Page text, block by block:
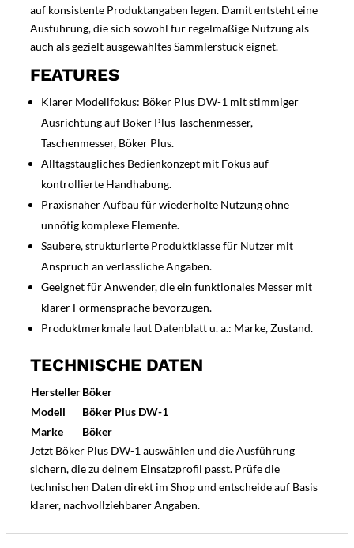
auf konsistente Produktangaben legen. Damit entsteht eine
Ausführung, die sich sowohl für regelmäßige Nutzung als
auch als gezielt ausgewähltes Sammlerstück eignet.
FEATURES
Klarer Modellfokus: Böker Plus DW-1 mit stimmiger
Ausrichtung auf Böker Plus Taschenmesser,
Taschenmesser, Böker Plus.
Alltagstaugliches Bedienkonzept mit Fokus auf
kontrollierte Handhabung.
Praxisnaher Aufbau für wiederholte Nutzung ohne
unnötig komplexe Elemente.
Saubere, strukturierte Produktklasse für Nutzer mit
Anspruch an verlässliche Angaben.
Geeignet für Anwender, die ein funktionales Messer mit
klarer Formensprache bevorzugen.
Produktmerkmale laut Datenblatt u. a.: Marke, Zustand.
TECHNISCHE DATEN
HerstellerBöker
Modell
Böker Plus DW-1
Marke
Böker
Jetzt Böker Plus DW-1 auswählen und die Ausführung
sichern, die zu deinem Einsatzprofil passt. Prüfe die
technischen Daten direkt im Shop und entscheide auf Basis
klarer, nachvollziehbarer Angaben.